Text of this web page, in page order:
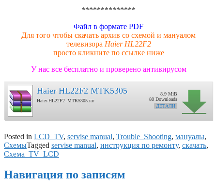
**************
Файл в формате PDF
Для того чтобы скачать архив со схемой и мануалом
телевизора Haier HL22F2
просто кликните по ссылке ниже
У нас все бесплатно и проверено антивирусом
Haier HL22F2 MTK5305
Haier-HL22F2_MTK5305.rar
8.9 MiB
80 Downloads
ДЕТАЛИ
Posted in LCD_TV, servise manual, Trouble_Shooting, мануалы,
СхемыTagged servise manual, инструкция по ремонту, скачать,
Схема_TV_LCD
Навигация по записям